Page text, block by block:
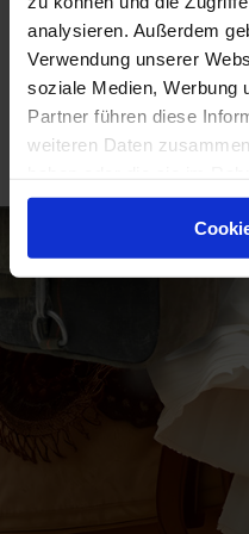
analysieren. Außerdem
Verwendung unserer
soziale Medien, Werbung
Partner führen diese
weiteren Daten
gesammelt haben.
Druckversion
Sitemap
© 2018 by
peace4youTASCHEN,